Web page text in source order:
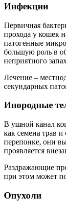
Инфекции
Первичная
прохода у кошек
патогенные
большую роль в
неприятного
Лечение –
секундарных
Инородные
В ушной канал
как семена трав
перепонке, они
проявляется
Раздражающие
при этом может
Опухоли